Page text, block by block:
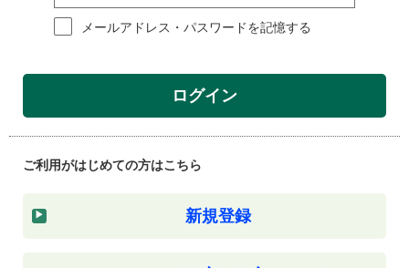
メールアドレス・パスワードを記憶する
ログイン
ご利用がはじめての方はこちら
新規登録